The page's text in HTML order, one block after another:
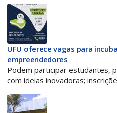
UFU oferece vagas para
empreendedores
Podem participar estudantes,
com ideias inovadoras;